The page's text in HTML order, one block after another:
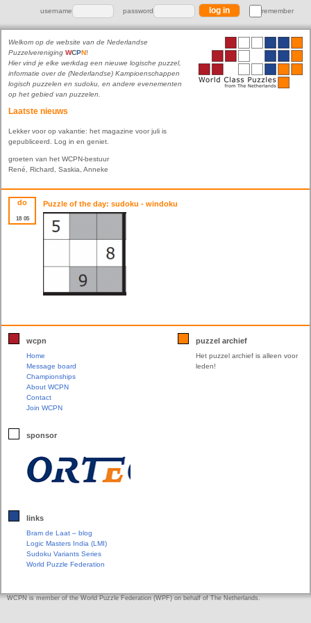
username password remember
Welkom op de website van de Nederlandse
Puzzelvereniging WCPN!
Hier vind je elke werkdag een nieuwe logische puzzel,
informatie over de (Nederlandse) Kampioenschappen
logisch puzzelen en sudoku, en andere evenementen
op het gebied van puzzelen.
Laatste nieuws
Lekker voor op vakantie: het magazine voor juli is
gepubliceerd. Log in en geniet.
groeten van het WCPN-bestuur
René, Richard, Saskia, Anneke
do
18 05
Puzzle of the day: sudoku - windoku
wcpn
Home
Message board
Championships
About WCPN
Contact
Join WCPN
sponsor
links
Bram de Laat – blog
Logic Masters India (LMI)
Sudoku Variants Series
World Puzzle Federation
puzzel archief
Het puzzel archief is alleen voor
leden!
WCPN is member of the World Puzzle Federation (WPF) on behalf of The Netherlands.